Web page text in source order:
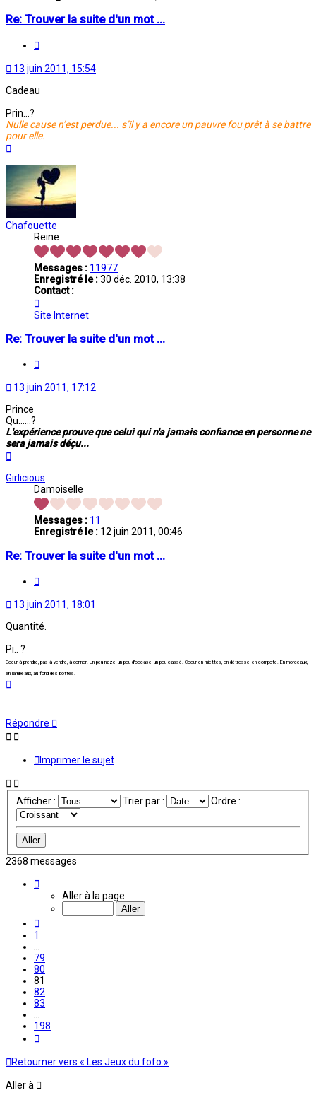
Re: Trouver la suite d'un mot ...
13 juin 2011, 15:54
Cadeau
Prin...?
Nulle cause n’est perdue... s’il y a encore un pauvre fou prêt à se battre
pour elle.
Chafouette
Reine
Messages : 11977
Enregistré le :30 déc. 2010, 13:38
Contact :
Chafouette
Site Internet
Re: Trouver la suite d'un mot ...
13 juin 2011, 17:12
Prince
Qu......?
L'expérience prouve que celui qui n'a jamais confiance en personne ne
sera jamais déçu...
Girlicious
Damoiselle
Messages : 11
Enregistré le : 12 juin 2011, 00:46
Re: Trouver la suite d'un mot ...
13 juin 2011, 18:01
Quantité.
Pi.. ?
Coeur à prendre, pas à vendre, à donner. Un peu naze, un peu d'occase, un peu cassé. Coeur en miettes, en détresse, en compote. En morceaux,
en lambeaux, au fond des bottes.
Répondre
Imprimer le sujet
Afficher : Trier par : Ordre :
2368 messages
Aller à la page :
1
79
80
81
82
83
198
Retourner vers « Les Jeux du fofo »
Aller à